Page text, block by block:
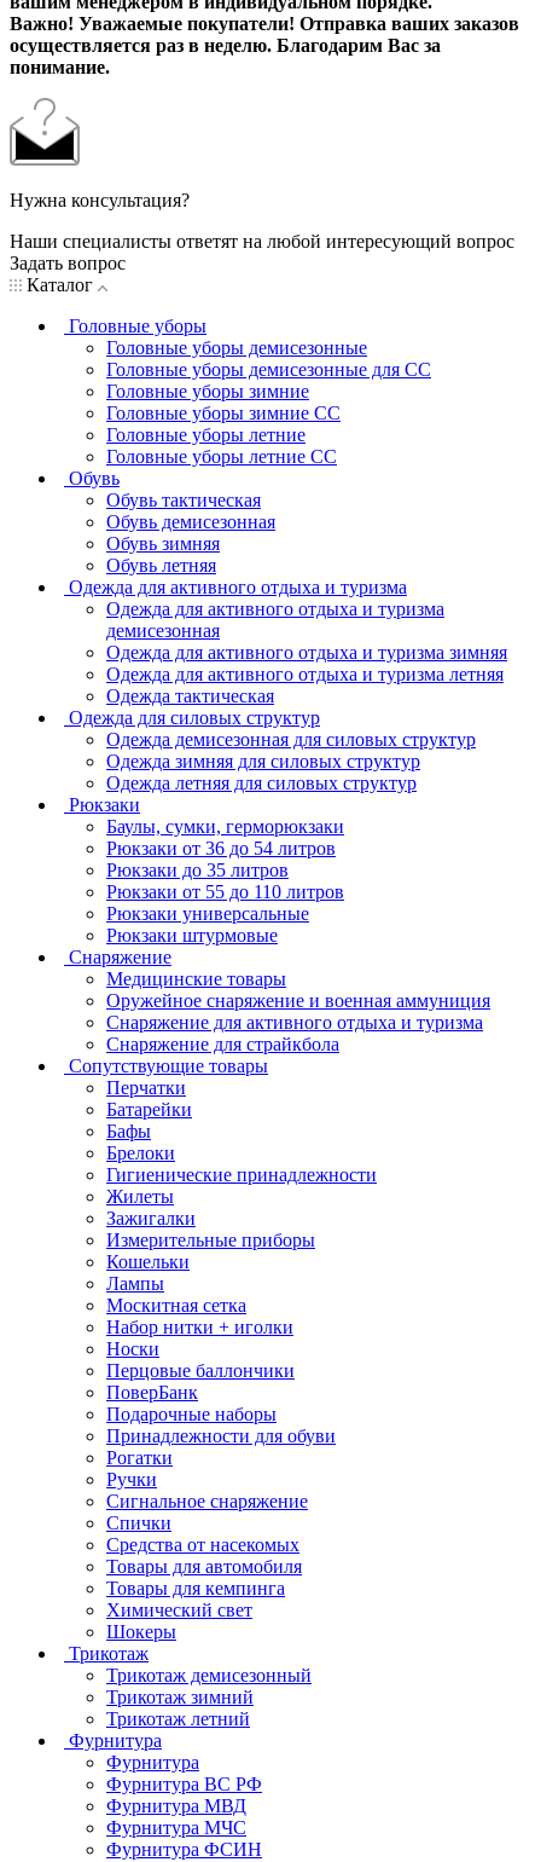
Важно! Уважаемые покупатели! Отправка ваших заказов
осуществляется раз в неделю. Благодарим Вас за
понимание.
Нужна консультация?
Наши специалисты ответят на любой интересующий вопрос
Задать вопрос
Каталог
Головные уборы
Головные уборы демисезонные
Головные уборы демисезонные для СС
Головные уборы зимние
Головные уборы зимние СС
Головные уборы летние
Головные уборы летние СС
Обувь
Обувь тактическая
Обувь демисезонная
Обувь зимняя
Обувь летняя
Одежда для активного отдыха и туризма
Одежда для активного отдыха и туризма
демисезонная
Одежда для активного отдыха и туризма зимняя
Одежда для активного отдыха и туризма летняя
Одежда тактическая
Одежда для силовых структур
Одежда демисезонная для силовых структур
Одежда зимняя для силовых структур
Одежда летняя для силовых структур
Рюкзаки
Баулы, сумки, герморюкзаки
Рюкзаки от 36 до 54 литров
Рюкзаки до 35 литров
Рюкзаки от 55 до 110 литров
Рюкзаки универсальные
Рюкзаки штурмовые
Снаряжение
Медицинские товары
Оружейное снаряжение и военная аммуниция
Снаряжение для активного отдыха и туризма
Снаряжение для страйкбола
Сопутствующие товары
Перчатки
Батарейки
Бафы
Брелоки
Гигиенические принадлежности
Жилеты
Зажигалки
Измерительные приборы
Кошельки
Лампы
Москитная сетка
Набор нитки + иголки
Носки
Перцовые баллончики
ПоверБанк
Подарочные наборы
Принадлежности для обуви
Рогатки
Ручки
Сигнальное снаряжение
Спички
Средства от насекомых
Товары для автомобиля
Товары для кемпинга
Химический свет
Шокеры
Трикотаж
Трикотаж демисезонный
Трикотаж зимний
Трикотаж летний
Фурнитура
Фурнитура
Фурнитура ВС РФ
Фурнитура МВД
Фурнитура МЧС
Фурнитура ФСИН